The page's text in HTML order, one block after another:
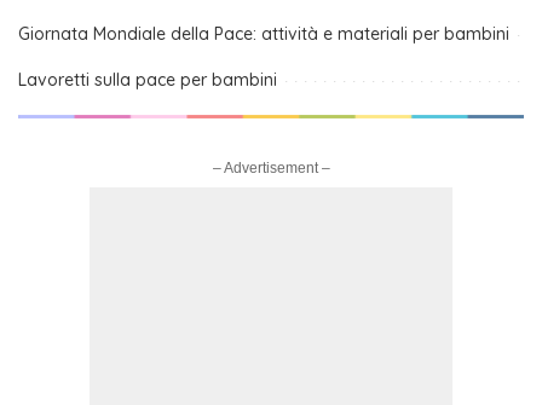
Giornata Mondiale della Pace: attività e materiali per bambini
Lavoretti sulla pace per bambini
– Advertisement –